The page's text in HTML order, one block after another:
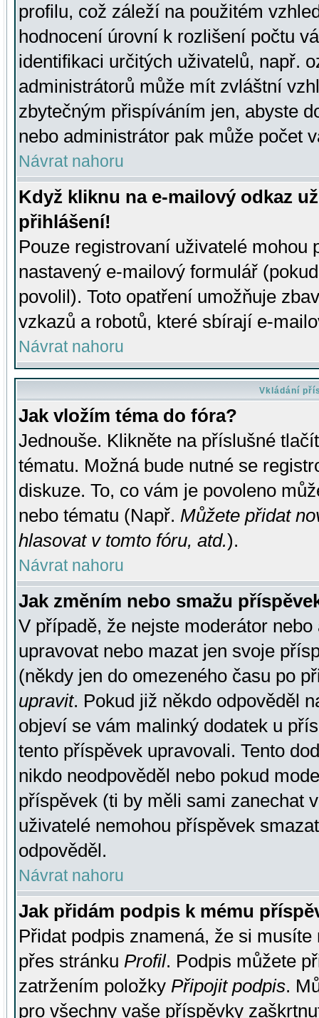
profilu, což záleží na použitém
hodnocení úrovní k rozlišení počtu
identifikaci určitých uživatelů, např.
administrátorů může mít zvláštní
zbytečným přispíváním jen, abyste
nebo administrátor pak může počet
Návrat nahoru
Když kliknu na e-mailový odkaz
přihlášení!
Pouze registrovaní uživatelé mohou
nastavený e-mailový formulář
povolil). Toto opatření umožňuje
vzkazů a robotů, které sbírají e-
Návrat nahoru
Vkládání
Jak vložím téma do fóra?
Jednouše. Klikněte na příslušné
tématu. Možná bude nutné se
diskuze. To, co vám je povoleno
nebo tématu (Např. Můžete přidat
hlasovat v tomto fóru, atd.).
Návrat nahoru
Jak změním nebo smažu
V případě, že nejste moderátor
upravovat nebo mazat jen svoje
(někdy jen do omezeného času po
upravit. Pokud již někdo odpověděl
objeví se vám malinký dodatek u
tento příspěvek upravovali. Tento
nikdo neodpověděl nebo pokud
příspěvek (ti by měli sami zanechat
uživatelé nemohou příspěvek
odpověděl.
Návrat nahoru
Jak přidám podpis k mému
Přidat podpis znamená, že si
přes stránku Profil. Podpis můžete
zatržením položky Připojit podpis.
pro všechny vaše příspěvky